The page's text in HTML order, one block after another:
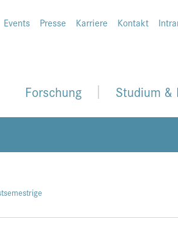
Events Presse Karriere Kontakt
Forschung Studium &